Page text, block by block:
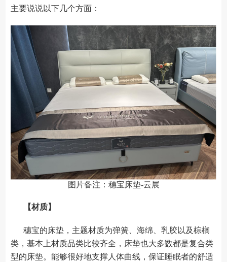
主要说说以下几个方面：
图片备注：穗宝床垫-云展
【材质】
穗宝的床垫，主题材质为弹簧、海绵、乳胶以及棕榈
类，基本上材质品类比较齐全，床垫也大多数都是复合类
型的床垫。能够很好地支撑人体曲线，保证睡眠者的舒适